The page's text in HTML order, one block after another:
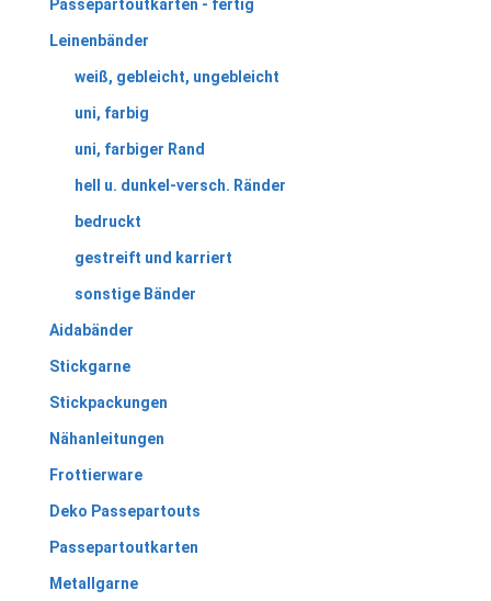
Passepartoutkarten - fertig
Leinenbänder
weiß, gebleicht, ungebleicht
uni, farbig
uni, farbiger Rand
hell u. dunkel-versch. Ränder
bedruckt
gestreift und karriert
sonstige Bänder
Aidabänder
Stickgarne
Stickpackungen
Nähanleitungen
Frottierware
Deko Passepartouts
Passepartoutkarten
Metallgarne